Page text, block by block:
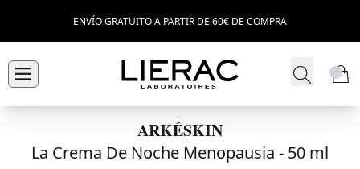
ENVÍO GRATUITO A PARTIR DE 60€ DE COMPRA
ARKÉSKIN
La Crema De Noche Menopausia - 50 ml